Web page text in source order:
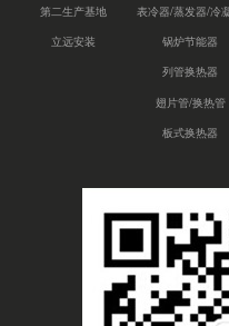
第二生产基地
立远安装
表冷器/蒸发器/冷
锅炉节能器
列管换热器
翅片管/换热管
板式换热器